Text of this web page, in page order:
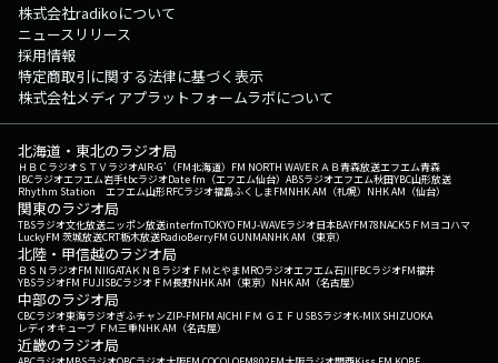
株式会社radikoについて
ニュースリリース
採用情報
特定商取引に関する法律に基づく表示
株式会社メディアプラットフォームラボについて
北海道・東北のラジオ局
ＨＢＣラジオＳＴＶラジオAIR-G'（FM北海道） FM NORTH WAVEＲＡＢ青森放送エフエム青森
IBCラジオエフエム岩手tbcラジオDate fm（エフエム仙台） ABSラジオエフエム秋田YBC山形放送
Rhythm Station エフエム山形RFCラジオ福島ふくしまFMNHK AM（札幌） NHK AM（仙台）
関東のラジオ局
TBSラジオ文化放送ニッポン放送interfmTOKYO FMJ-WAVEラジオ日本BAYFM78NACK5 ＦＭヨコハマ
LuckyFM 茨城放送CRT栃木放送RadioBerryFM GUNMANHK AM（東京）
北陸・甲信越のラジオ局
ＢＳＮラジオFM NIIGATAＫＮＢラジオ ＦＭとやまMROラジオエフエム石川FBCラジオFM福井
YBSラジオFM FUJISBCラジオ ＦＭ長野NHK AM（東京） NHK AM（名古屋）
中部のラジオ局
CBCラジオ東海ラジオぎふチャンZIP-FMFM AICHI ＦＭ ＧＩＦＵ SBSラジオK-MIX SHIZUOKA
レディオキューブ ＦＭ三重NHK AM（名古屋）
近畿のラジオ局